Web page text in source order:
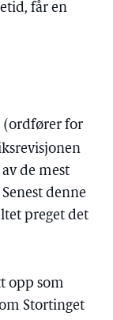
får en
(ordfører for
de mest
denne
preget det
opp som
Stortinget